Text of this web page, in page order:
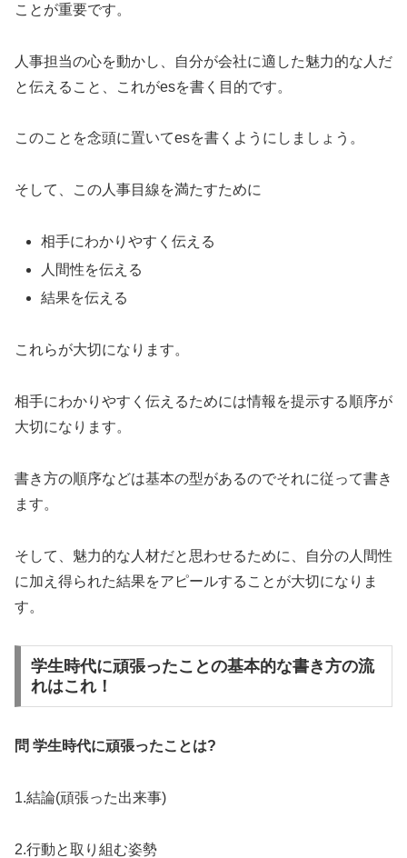
ことが重要です。
人事担当の心を動かし、自分が会社に適した魅力的な人だ
と伝えること、これがesを書く目的です。
このことを念頭に置いてesを書くようにしましょう。
そして、この人事目線を満たすために
相手にわかりやすく伝える
人間性を伝える
結果を伝える
これらが大切になります。
相手にわかりやすく伝えるためには情報を提示する順序が
大切になります。
書き方の順序などは基本の型があるのでそれに従って書き
ます。
そして、魅力的な人材だと思わせるために、自分の人間性
に加え得られた結果をアピールすることが大切になりま
す。
学生時代に頑張ったことの基本的な書き方の流
れはこれ！
問 学生時代に頑張ったことは?
1.結論(頑張った出来事)
2.行動と取り組む姿勢